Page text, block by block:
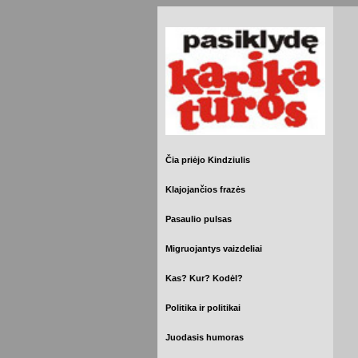
Čia priėjo Kindziulis
Klajojančios frazės
Pasaulio pulsas
Migruojantys vaizdeliai
Kas? Kur? Kodėl?
Politika ir politikai
Juodasis humoras